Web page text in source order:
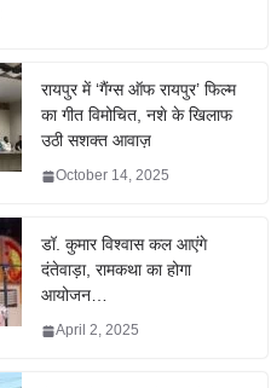
रायपुर में ‘गैंग्स ऑफ रायपुर’ फिल्म
का गीत विमोचित, नशे के खिलाफ
उठी सशक्त आवाज़
October 14, 2025
डॉ. कुमार विश्वास कल आएंगे
दंतेवाड़ा, रामकथा का होगा
आयोजन…
April 2, 2025